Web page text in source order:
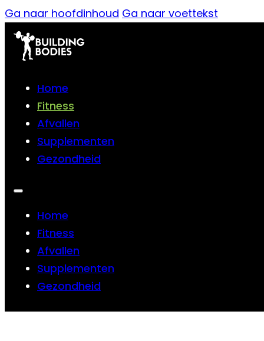
Ga naar hoofdinhoud Ga naar voettekst
Home
Fitness
Afvallen
Supplementen
Gezondheid
Home
Fitness
Afvallen
Supplementen
Gezondheid